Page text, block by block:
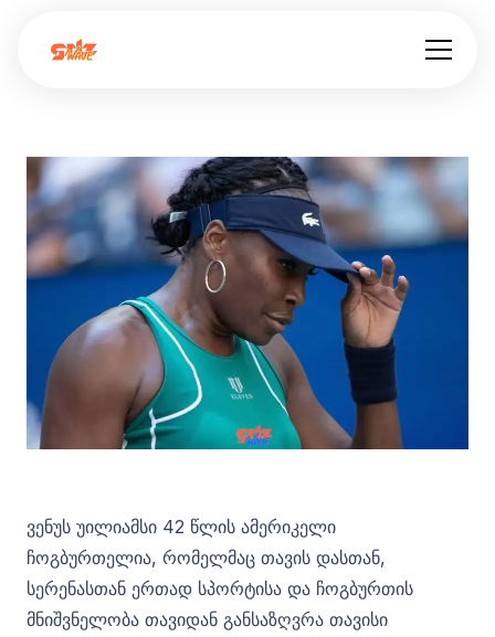
ვენუს უილიამსი 42 წლის ამერიკელი
ჩოგბურთელია, რომელმაც თავის დასთან,
სერენასთან ერთად სპორტისა და ჩოგბურთის
მნიშვნელობა თავიდან განსაზღვრა თავისი